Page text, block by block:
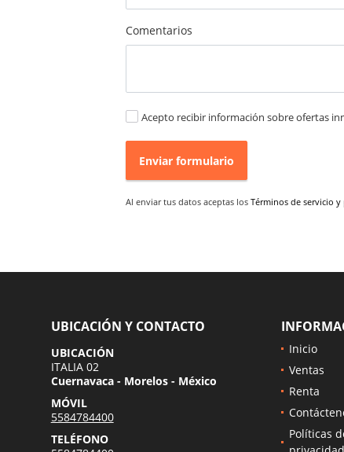
Comentarios
Acepto recibir información sobre ofertas
Enviar formulario
Al enviar tus datos aceptas los Términos de servicio y
UBICACIÓN Y CONTACTO
UBICACIÓN
ITALIA 02
Cuernavaca - Morelos - México
MÓVIL
5584784400
TELÉFONO
Inicio
Ventas
Renta
Políticas